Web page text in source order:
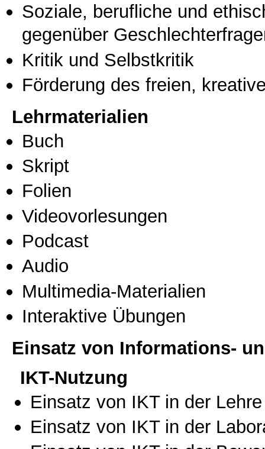
Soziale, berufliche und
gegenüber
Kritik und Selbstkritik
Förderung des freien,
Lehrmaterialien
Buch
Skript
Folien
Videovorlesungen
Podcast
Audio
Multimedia-Materialien
Interaktive Übungen
Einsatz von Informations-
IKT-Nutzung
Einsatz von IKT in der Lehre
Einsatz von IKT in der